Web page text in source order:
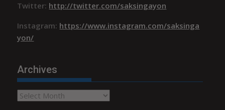
Twitter: http://twitter.com/saksingayon
Instagram: https://www.instagram.com/saksinga
yon/
Archives
Archives